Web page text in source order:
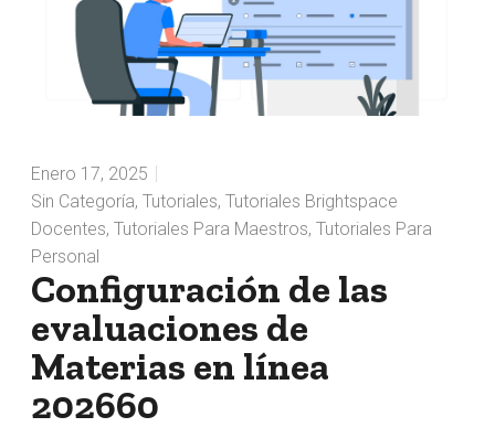
Enero 17, 2025
Sin Categoría, Tutoriales, Tutoriales Brightspace
Docentes, Tutoriales Para Maestros, Tutoriales Para
Personal
Configuración de las
evaluaciones de
Materias en línea
202660